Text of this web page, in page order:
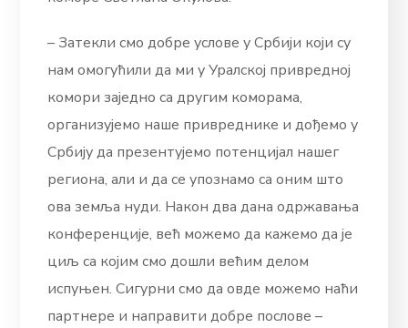
– Затекли смо добре услове у Србији који су
нам омогућили да ми у Уралској привредној
комори заједно са другим коморама,
организујемо наше привреднике и дођемо у
Србију да презентујемо потенцијал нашег
региона, али и да се упознамо са оним што
ова земља нуди. Након два дана одржавања
конференције, већ можемо да кажемо да је
циљ са којим смо дошли већим делом
испуњен. Сигурни смо да овде можемо наћи
партнере и направити добре послове –